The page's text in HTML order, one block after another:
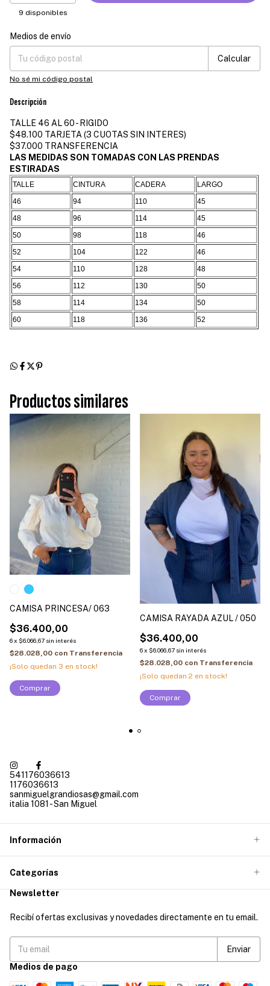
9 disponibles
Entregas para el CP:
Medios de envío
Calcular
No sé mi código postal
Descripción
TALLE 46 AL 60 - RIGIDO
$48.100 TARJETA (3 CUOTAS SIN INTERES)
$37.000 TRANSFERENCIA
LAS MEDIDAS SON TOMADAS CON LAS PRENDAS
ESTIRADAS
TALLE CINTURA CADERA
LARGO
46
94 110
45
48
96 114
45
50
98 118
46
52
104 122
46
54
110 128
48
56
112 130
50
58
114 134
50
60
118 136 52
Productos similares
CAMISA PRINCESA/ 063
$36.400,00
6x $6.066,67 sin interés
$28.028,00 con Transferencia
¡Solo quedan 3 en stock!
Comprar
CAMISA RAYADA AZUL / 050
$36.400,00
6x $6.066,67 sin interés
$28.028,00 con Transferencia
¡Solo quedan 2 en stock!
Comprar
541176036613
1176036613
sanmiguelgrandiosas@gmail.com
italia 1081 - San Miguel
Información
Categorías
Newsletter
Recibí ofertas exclusivas y novedades directamente en tu email.
Medios de pago